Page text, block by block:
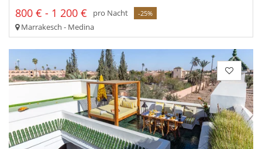
800 € - 1 200 € pro Nacht -25%
Marrakesch - Medina